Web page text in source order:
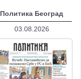
Политика Београд
03.08.2026